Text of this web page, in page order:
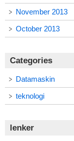
November 2013
October 2013
Categories
Datamaskin
teknologi
lenker